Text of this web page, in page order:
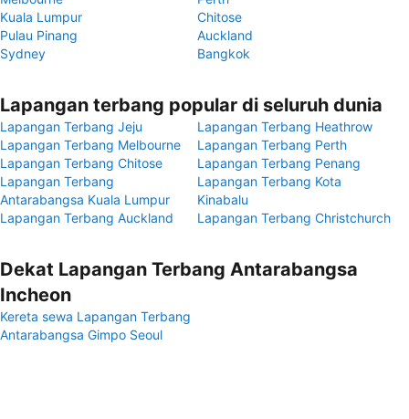
Kuala Lumpur
Chitose
Pulau Pinang
Auckland
Sydney
Bangkok
Lapangan terbang popular di seluruh dunia
Lapangan Terbang Jeju
Lapangan Terbang Heathrow
Lapangan Terbang Melbourne
Lapangan Terbang Perth
Lapangan Terbang Chitose
Lapangan Terbang Penang
Lapangan Terbang
Antarabangsa Kuala Lumpur
Lapangan Terbang Kota
Kinabalu
Lapangan Terbang Auckland
Lapangan Terbang Christchurch
Dekat Lapangan Terbang Antarabangsa
Incheon
Kereta sewa Lapangan Terbang
Antarabangsa Gimpo Seoul